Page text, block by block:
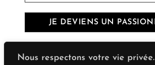
Nous respectons votre vie privée.